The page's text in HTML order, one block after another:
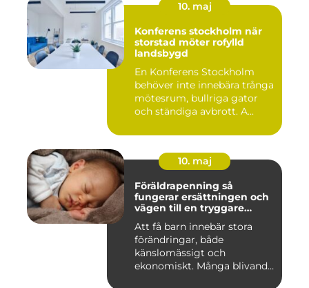
10. maj
Konferens stockholm när
storstad möter rofylld
landsbygd
En Konferens Stockholm
behöver inte innebära trånga
mötesrum, bullriga gator
och ständiga avbrott. A...
10. maj
Föräldrapenning så
fungerar ersättningen och
vägen till en tryggare
Att få barn innebär stora
förändringar, både
känslomässigt och
ekonomiskt. Många blivande